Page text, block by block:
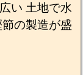
い 土地で水
の製造が盛